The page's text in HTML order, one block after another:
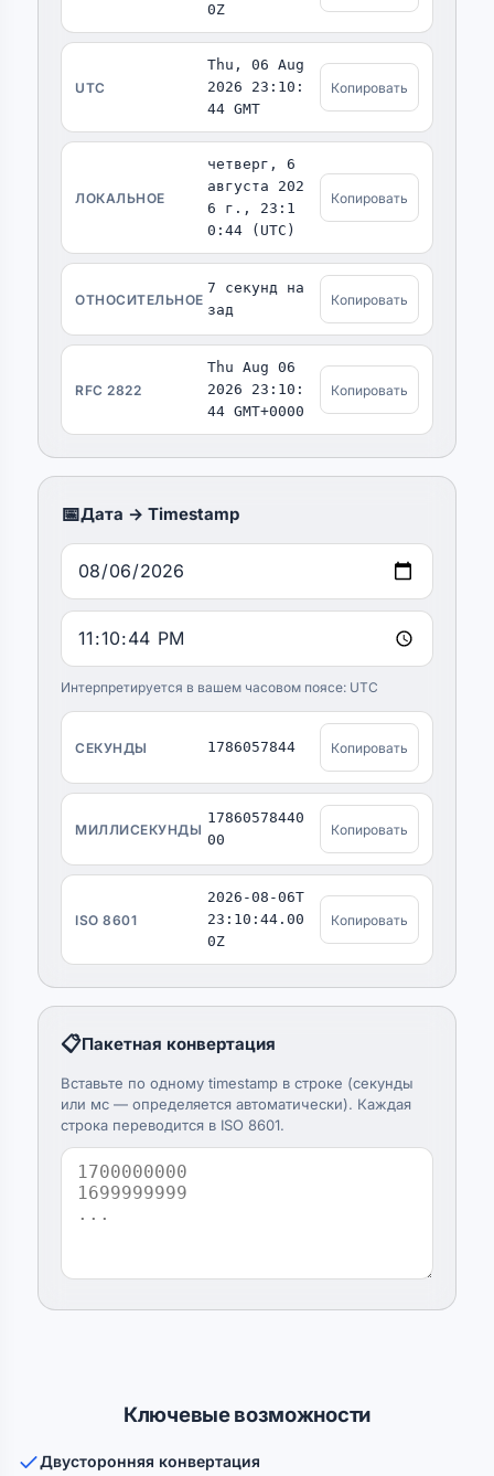
0Z
UTC
Thu, 06 Aug
2026 23:10:
44 GMT
Копировать
ЛОКАЛЬНОЕ
четверг, 6
августа 202
6 г., 23:1
0:44 (UTC)
Копировать
ОТНОСИТЕЛЬНОЕ
8 секунд на
зад
Копировать
RFC 2822
Thu Aug 06
2026 23:10:
44 GMT+0000
Копировать
📅Дата → Timestamp
Интерпретируется в вашем часовом поясе: UTC
СЕКУНДЫ 1786057844 Копировать
МИЛЛИСЕКУНДЫ
17860578440
00
Копировать
ISO 8601
2026-08-06T
23:10:44.00
0Z
Копировать
📋Пакетная конвертация
Вставьте по одному timestamp в строке (секунды
или мс — определяется автоматически). Каждая
строка переводится в ISO 8601.
Ключевые возможности
Двусторонняя конвертация